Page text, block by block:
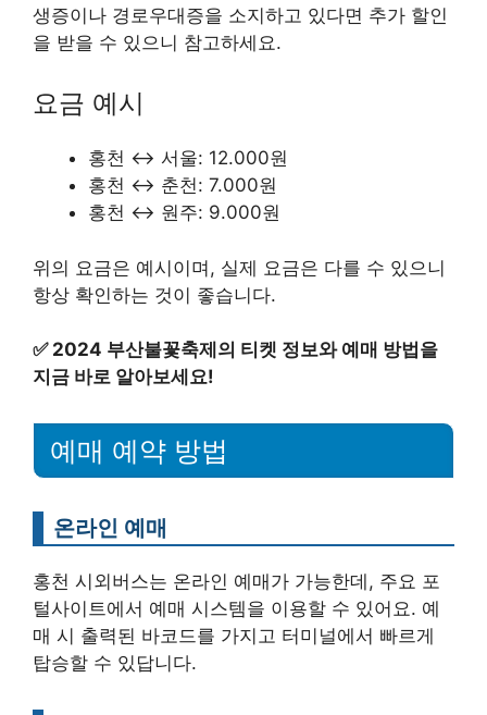
생증이나 경로우대증을 소지하고 있다면 추가 할인
을 받을 수 있으니 참고하세요.
요금 예시
홍천 ↔ 서울: 12.000원
홍천 ↔ 춘천: 7.000원
홍천 ↔ 원주: 9.000원
위의 요금은 예시이며, 실제 요금은 다를 수 있으니
항상 확인하는 것이 좋습니다.
✅ 2024 부산불꽃축제의 티켓 정보와 예매 방법을
지금 바로 알아보세요!
예매 예약 방법
온라인 예매
홍천 시외버스는 온라인 예매가 가능한데, 주요 포
털사이트에서 예매 시스템을 이용할 수 있어요. 예
매 시 출력된 바코드를 가지고 터미널에서 빠르게
탑승할 수 있답니다.